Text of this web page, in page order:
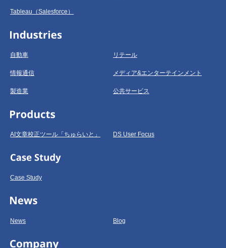
Tableau（Salesforce）
自動車 リテール
情報通信 メディア&エンターテインメント
製造業 公共サービス
AI文章校正ツール「ちゅらいと」 DS User Focus
Case Study
News Blog